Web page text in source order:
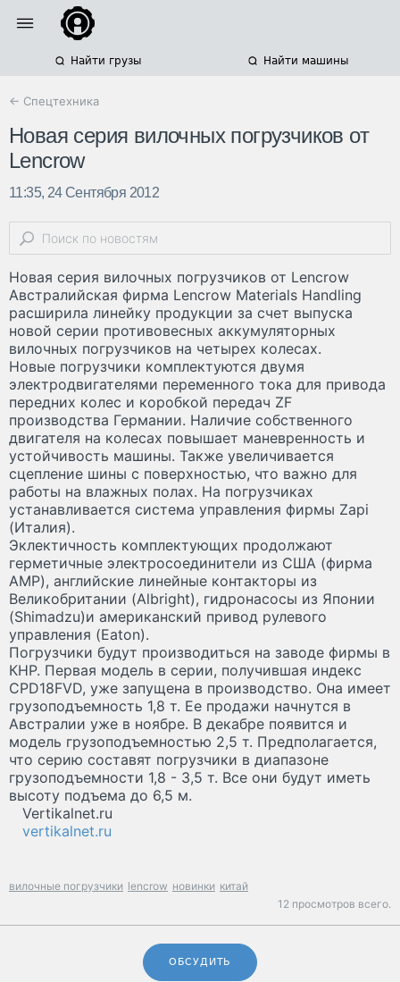
Найти грузы Найти машины
← Спецтехника
Новая серия вилочных погрузчиков от
Lencrow
11:35, 24 Сентября 2012
Новая серия вилочных погрузчиков от Lencrow
Австралийская фирма Lencrow Materials Handling
расширила линейку продукции за счет выпуска
новой серии противовесных аккумуляторных
вилочных погрузчиков на четырех колесах.
Новые погрузчики комплектуются двумя
электродвигателями переменного тока для привода
передних колес и коробкой передач ZF
производства Германии. Наличие собственного
двигателя на колесах повышает маневренность и
устойчивость машины. Также увеличивается
сцепление шины с поверхностью, что важно для
работы на влажных полах. На погрузчиках
устанавливается система управления фирмы Zapi
(Италия).
Эклектичность комплектующих продолжают
герметичные электросоединители из США (фирма
AMP), английские линейные контакторы из
Великобритании (Albright), гидронасосы из Японии
(Shimadzu)и американский привод рулевого
управления (Eaton).
Погрузчики будут производиться на заводе фирмы в
КНР. Первая модель в серии, получившая индекс
CPD18FVD, уже запущена в производство. Она имеет
грузоподъемность 1,8 т. Ее продажи начнутся в
Австралии уже в ноябре. В декабре появится и
модель грузоподъемностью 2,5 т. Предполагается,
что серию составят погрузчики в диапазоне
грузоподъемности 1,8 - 3,5 т. Все они будут иметь
высоту подъема до 6,5 м.
Vertikalnet.ru
vertikalnet.ru
вилочные погрузчики lencrow новинки китай
12 просмотров всего.
ОБСУДИТЬ